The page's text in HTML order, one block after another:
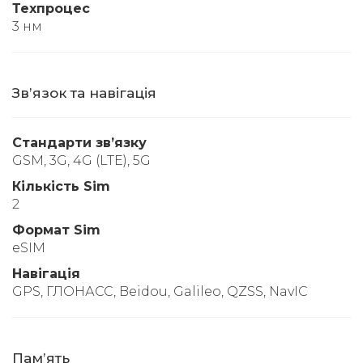
Техпроцес
3 нм
Звʼязок та навігація
Стандарти звʼязку
GSM, 3G, 4G (LTE), 5G
Кількість Sim
2
Формат Sim
eSIM
Навігація
GPS, ГЛОНАСС, Beidou, Galileo, QZSS, NavIC
Памʼять